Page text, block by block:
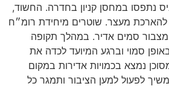
קנאביס נתפסו במחסן קניון בחדרה. החשוד,
מעצר. שוטרים מיחידת רומ״ח
מצבור סמים אדיר. במהלך תקופה
סמוי וברגע המיועד לכדה את
נמצא בכמויות אדירות במקום
לפעול למען הציבור ותמגר כל